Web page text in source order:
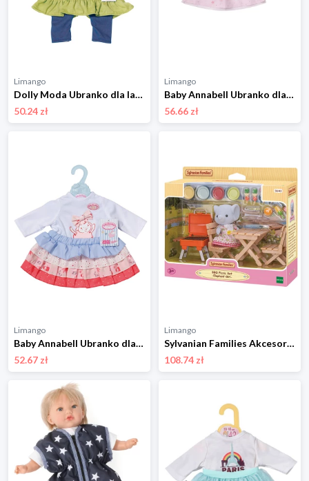
Limango
Dolly Moda Ubranko dla lalek - 3+ rozmiar: onesize
50.24 zł
Limango
Baby Annabell Ubranko dla lalek - 3+ rozmiar: onesize
56.66 zł
Limango
Baby Annabell Ubranko dla lalek "Baby Annabell" - 3+ rozmiar: onesize
52.67 zł
Limango
Sylvanian Families Akcesoria dla lalek - 3+ rozmiar: onesize
108.74 zł